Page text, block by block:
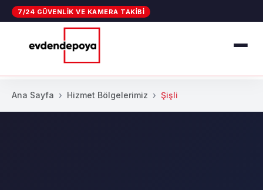
7/24 GÜVENLIK VE KAMERA TAKIBI
Ana Sayfa Hizmet Bölgelerimiz Şişli